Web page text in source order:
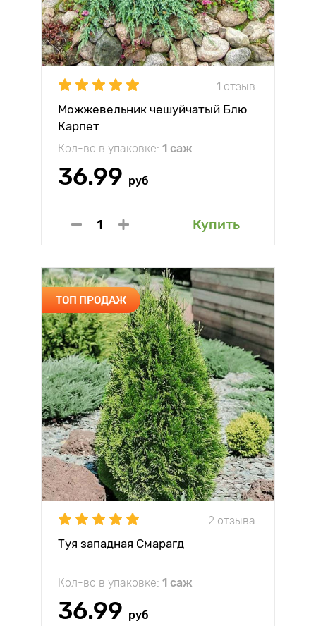
1 отзыв
Можжевельник чешуйчатый Блю
Карпет
Кол-во в упаковке: 1 саж
36.99 руб
Купить
ТОП ПРОДАЖ
2 отзыва
Туя западная Смарагд
Кол-во в упаковке: 1 саж
36.99 руб